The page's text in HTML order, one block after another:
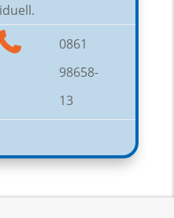
0861
98658-
13